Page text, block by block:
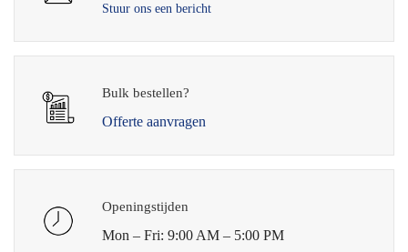
Stuur ons een bericht
Bulk bestellen?
Offerte aanvragen
Openingstijden
Mon – Fri: 9:00 AM – 5:00 PM